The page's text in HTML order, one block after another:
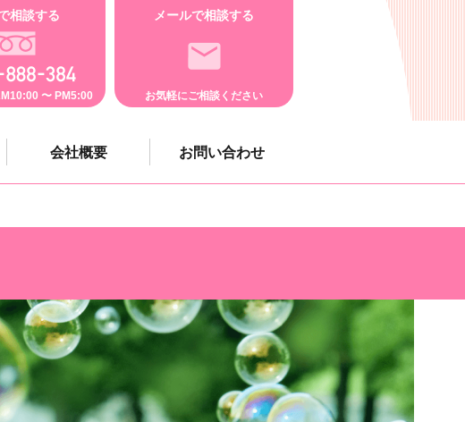
相談する
〜 PM5:00
メールで相談する
お気軽にご相談ください
会社概要 お問い合わせ